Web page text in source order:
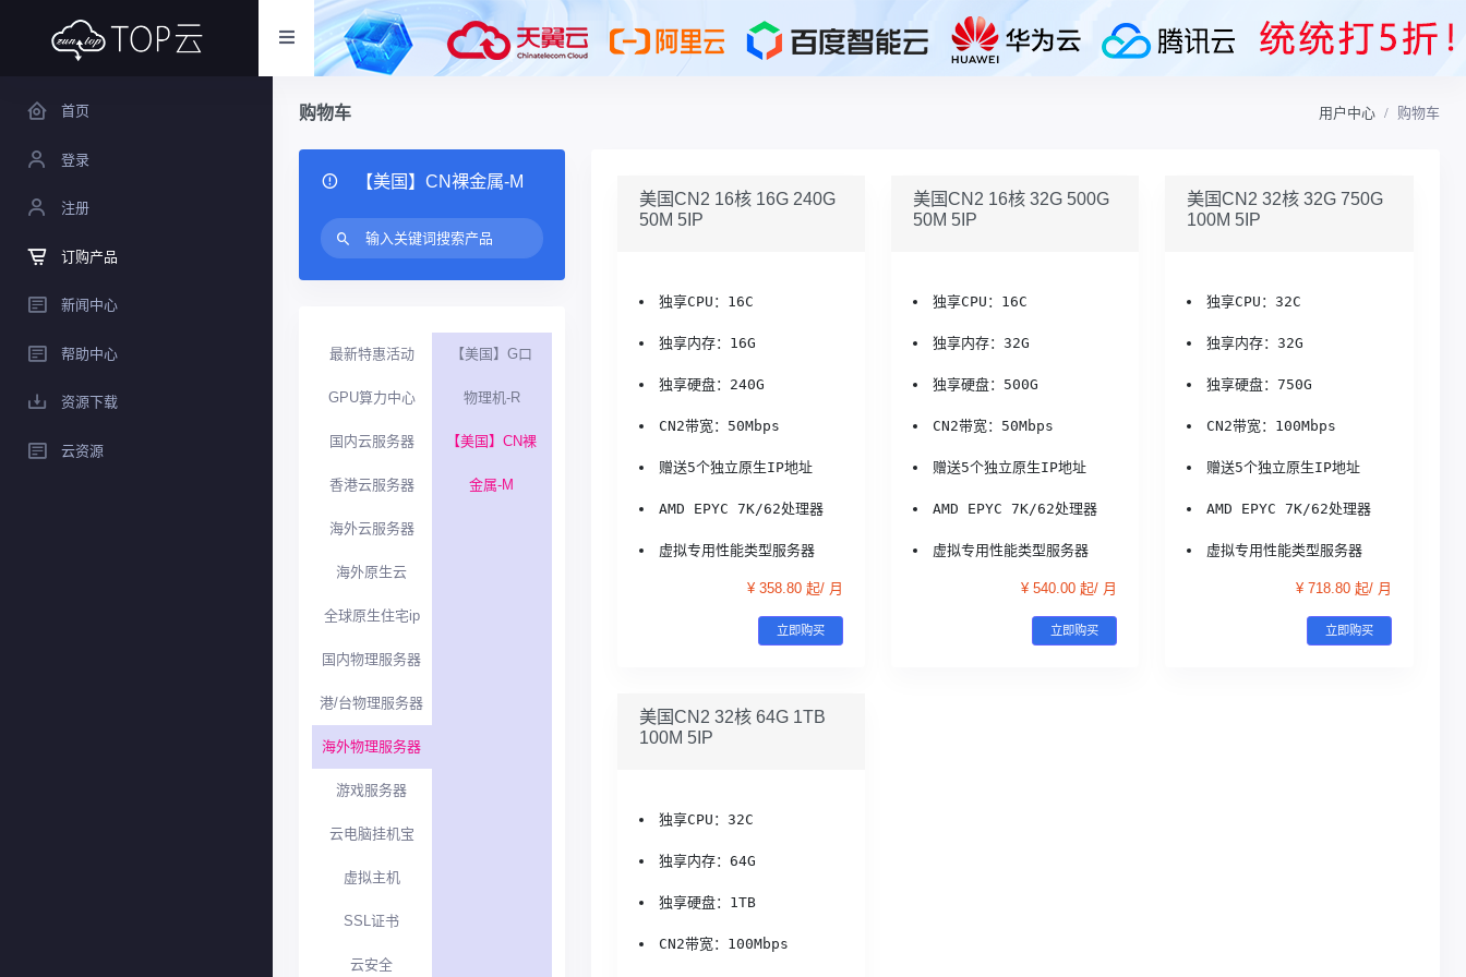
首页
登录
注册
订购产品
新闻中心
帮助中心
资源下载
云资源
购物车 用户中心 购物车
【美国】CN裸金属-M
最新特惠活动
GPU算力中心
国内云服务器
香港云服务器
海外云服务器
海外原生云
全球原生住宅ip
国内物理服务器
港/台物理服务器
海外物理服务器
游戏服务器
云电脑挂机宝
虚拟主机
SSL证书
云安全
【美国】G口
物理机-R
【美国】CN裸
金属-M
美国CN2 16核 16G 240G
50M 5IP
独享CPU：16C
独享内存：16G
独享硬盘：240G
CN2带宽：50Mbps
赠送5个独立原生IP地址
AMD EPYC 7K/62处理器
虚拟专用性能类型服务器
¥ 358.80 起/ 月
立即购买
美国CN2 16核 32G 500G
50M 5IP
独享CPU：16C
独享内存：32G
独享硬盘：500G
CN2带宽：50Mbps
赠送5个独立原生IP地址
AMD EPYC 7K/62处理器
虚拟专用性能类型服务器
¥ 540.00 起/ 月
立即购买
美国CN2 32核 32G 750G
100M 5IP
独享CPU：32C
独享内存：32G
独享硬盘：750G
CN2带宽：100Mbps
赠送5个独立原生IP地址
AMD EPYC 7K/62处理器
虚拟专用性能类型服务器
¥ 718.80 起/ 月
立即购买
美国CN2 32核 64G 1TB
100M 5IP
独享CPU：32C
独享内存：64G
独享硬盘：1TB
CN2带宽：100Mbps